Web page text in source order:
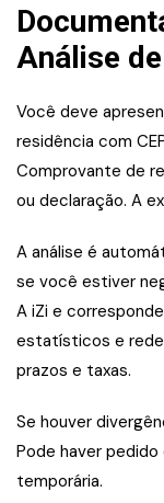
Análise
Você deve
residência com
Comprovante de
ou declaração. A
A análise é
se você estiver
A iZi e
estatísticos e
prazos e taxas.
Se houver
Pode haver
temporária.